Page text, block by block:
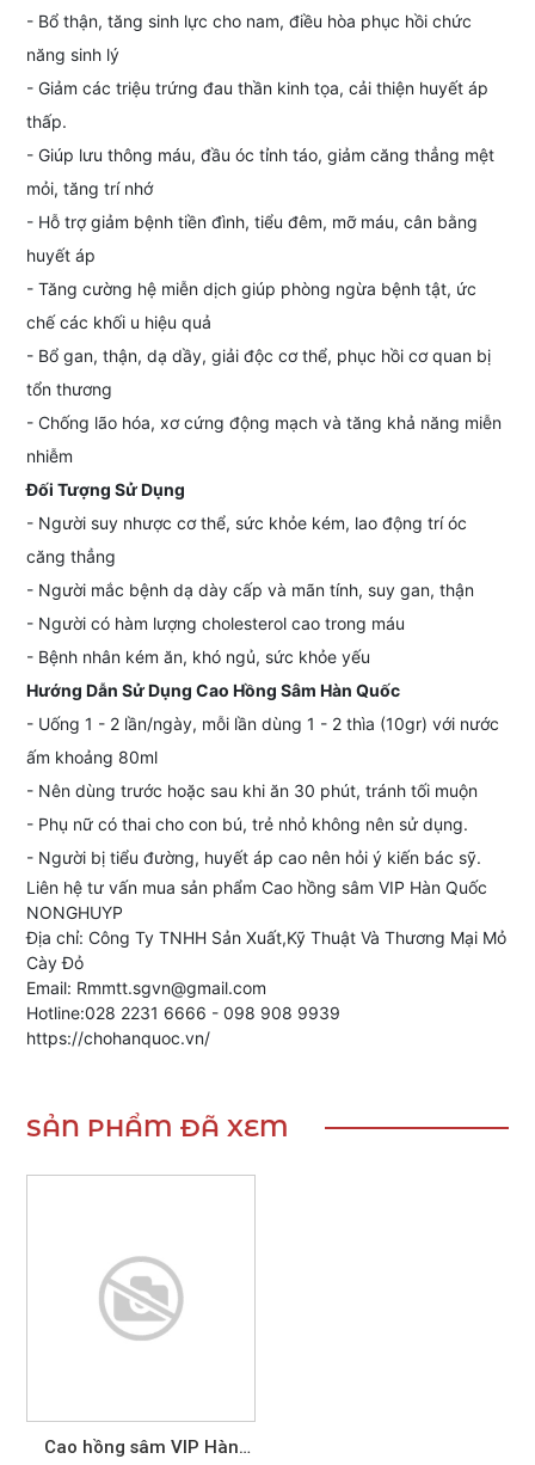
- Bổ thận, tăng sinh lực cho nam, điều hòa phục hồi chức
năng sinh lý
- Giảm các triệu trứng đau thần kinh tọa, cải thiện huyết áp
thấp.
- Giúp lưu thông máu, đầu óc tỉnh táo, giảm căng thẳng mệt
mỏi, tăng trí nhớ
- Hỗ trợ giảm bệnh tiền đình, tiểu đêm, mỡ máu, cân bằng
huyết áp
- Tăng cường hệ miễn dịch giúp phòng ngừa bệnh tật, ức
chế các khối u hiệu quả
- Bổ gan, thận, dạ dầy, giải độc cơ thể, phục hồi cơ quan bị
tổn thương
- Chống lão hóa, xơ cứng động mạch và tăng khả năng miễn
nhiễm
Đối Tượng Sử Dụng
- Người suy nhược cơ thể, sức khỏe kém, lao động trí óc
căng thẳng
- Người mắc bệnh dạ dày cấp và mãn tính, suy gan, thận
- Người có hàm lượng cholesterol cao trong máu
- Bệnh nhân kém ăn, khó ngủ, sức khỏe yếu
Hướng Dẫn Sử Dụng Cao Hồng Sâm Hàn Quốc
- Uống 1 - 2 lần/ngày, mỗi lần dùng 1 - 2 thìa (10gr) với nước
ấm khoảng 80ml
- Nên dùng trước hoặc sau khi ăn 30 phút, tránh tối muộn
- Phụ nữ có thai cho con bú, trẻ nhỏ không nên sử dụng.
- Người bị tiểu đường, huyết áp cao nên hỏi ý kiến bác sỹ.
Liên hệ tư vấn mua sản phẩm Cao hồng sâm VIP Hàn Quốc
NONGHUYP
Địa chỉ: Công Ty TNHH Sản Xuất,Kỹ Thuật Và Thương Mại Mỏ
Cày Đỏ
Email: Rmmtt.sgvn@gmail.com
Hotline:028 2231 6666 - 098 908 9939
https://chohanquoc.vn/
SẢN PHẨM ĐÃ XEM
Cao hồng sâm VIP Hàn